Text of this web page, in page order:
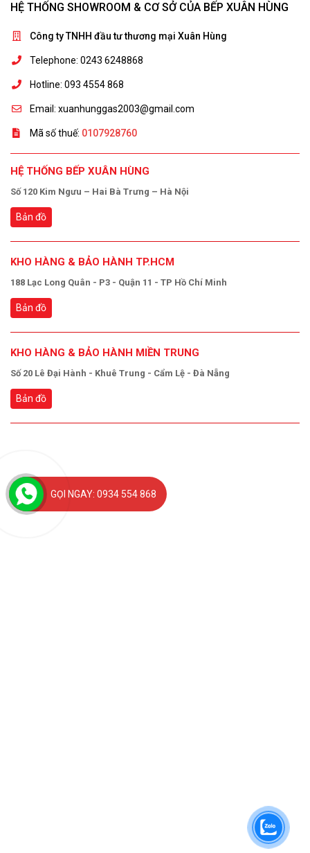
HỆ THỐNG SHOWROOM & CƠ SỞ CỦA BẾP XUÂN HÙNG
Công ty TNHH đầu tư thương mại Xuân Hùng
Telephone: 0243 6248868
Hotline: 093 4554 868
Email: xuanhunggas2003@gmail.com
Mã số thuế: 0107928760
HỆ THỐNG BẾP XUÂN HÙNG
Số 120 Kim Ngưu – Hai Bà Trưng – Hà Nội
Bản đồ
KHO HÀNG & BẢO HÀNH TP.HCM
188 Lạc Long Quân - P3 - Quận 11 - TP Hồ Chí Minh
Bản đồ
KHO HÀNG & BẢO HÀNH MIỀN TRUNG
Số 20 Lê Đại Hành - Khuê Trung - Cẩm Lệ - Đà Nẵng
Bản đồ
GỌI NGAY: 0934 554 868